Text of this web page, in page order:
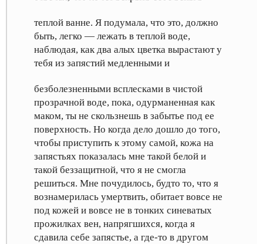
теплой ванне. Я подумала, что это, должно
быть, легко — лежать в теплой воде,
наблюдая, как два алых цветка вырастают у
тебя из запястий медленными и
безболезненными всплесками в чистой
прозрачной воде, пока, одурманенная как
маком, ты не скользнешь в забытье под ее
поверхность. Но когда дело дошло до того,
чтобы приступить к этому самой, кожа на
запястьях показалась мне такой белой и
такой беззащитной, что я не смогла
решиться. Мне почудилось, будто то, что я
вознамерилась умертвить, обитает вовсе не
под кожей и вовсе не в тонких синеватых
прожилках вен, напрягшихся, когда я
сдавила себе запястье, а где-то в другом